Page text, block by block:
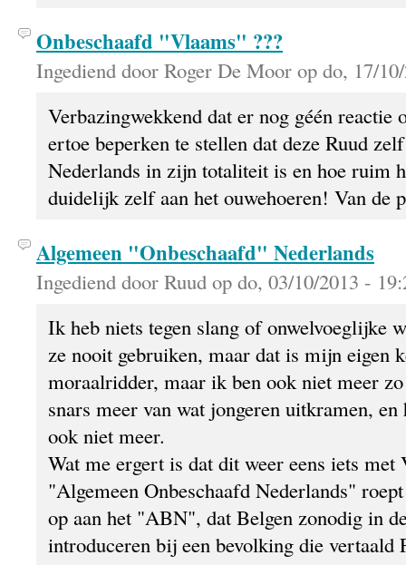
Onbeschaafd "Vlaams" ???
Ingediend door Roger De Moor op do, 17/
Verbazingwekkend dat er nog géén
ertoe beperken te stellen dat deze Ruud
Nederlands in zijn totaliteit is en hoe ruim
duidelijk zelf aan het ouwehoeren! Van de
Algemeen "Onbeschaafd" Nederlands
Ingediend door Ruud op do, 03/10/2013 -
Ik heb niets tegen slang of onwelvoeglijke
ze nooit gebruiken, maar dat is mijn eigen
moraalridder, maar ik ben ook niet meer
snars meer van wat jongeren uitkramen,
ook niet meer.
Wat me ergert is dat dit weer eens iets met
"Algemeen Onbeschaafd Nederlands"
op aan het "ABN", dat Belgen zonodig in
introduceren bij een bevolking die vertaald